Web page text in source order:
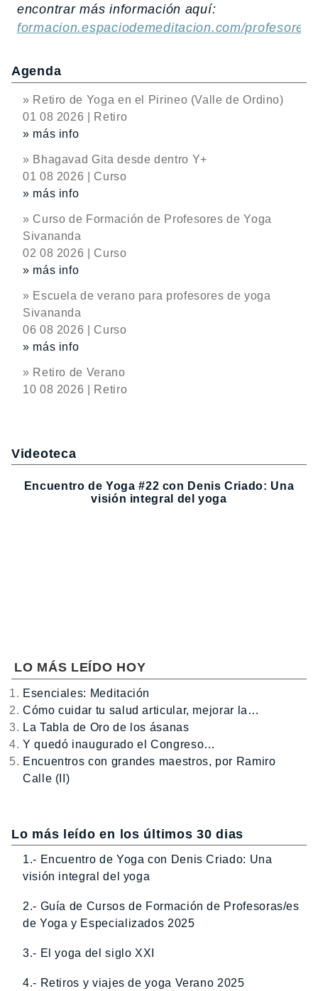
encontrar más información aquí:
formacion.espaciodemeditacion.com/profesores
Agenda
» Retiro de Yoga en el Pirineo (Valle de Ordino)
01 08 2026 | Retiro
» más info
» Bhagavad Gita desde dentro Y+
01 08 2026 | Curso
» más info
» Curso de Formación de Profesores de Yoga
Sivananda
02 08 2026 | Curso
» más info
» Escuela de verano para profesores de yoga
Sivananda
06 08 2026 | Curso
» más info
» Retiro de Verano
10 08 2026 | Retiro
Videoteca
Encuentro de Yoga #22 con Denis Criado: Una
visión integral del yoga
LO MÁS LEÍDO HOY
Esenciales: Meditación
Cómo cuidar tu salud articular, mejorar la…
La Tabla de Oro de los ásanas
Y quedó inaugurado el Congreso…
Encuentros con grandes maestros, por Ramiro
Calle (II)
Lo más leído en los últimos 30 dias
1.- Encuentro de Yoga con Denis Criado: Una
visión integral del yoga
2.- Guía de Cursos de Formación de Profesoras/es
de Yoga y Especializados 2025
3.- El yoga del siglo XXI
4.- Retiros y viajes de yoga Verano 2025